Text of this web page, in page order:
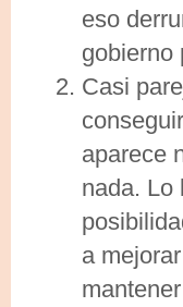
eso
gobierno
Casi
aparece
nada. Lo
a